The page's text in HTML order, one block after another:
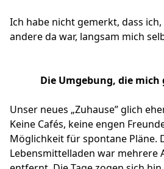
Ich habe nicht gemerkt, dass
andere da war, langsam mich
Die Umgebung, die
Unser neues „Zuhause” glich
Keine Cafés, keine engen
Möglichkeit für spontane Pläne.
Lebensmittelladen war mehrere